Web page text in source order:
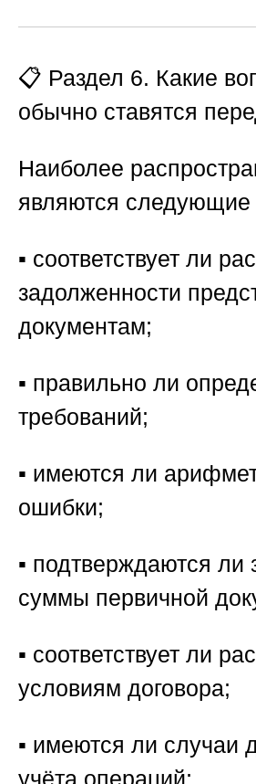
📋 Раздел 6. Какие
обычно ставятся
Наиболее
являются следующие
▪️ соответствует ли
задолженности
документам;
▪️ правильно ли
требований;
▪️ имеются ли
ошибки;
▪️ подтверждаются ли
суммы первичной
▪️ соответствует ли
условиям договора;
▪️ имеются ли случаи
учёта операций;